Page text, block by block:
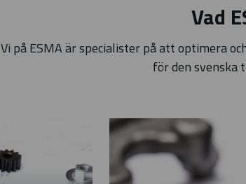
Vad
Vi på ESMA är specialister på att optimera
för den svenska